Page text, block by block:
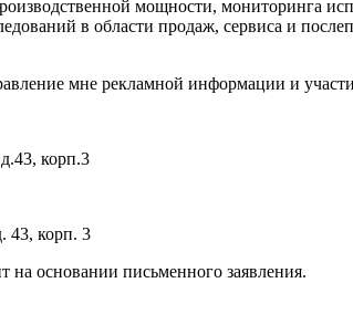
мощности, мониторинга
в области продаж, сервиса и
мне рекламной информации и
корп.3
43, корп. 3
на основании письменного заявления.